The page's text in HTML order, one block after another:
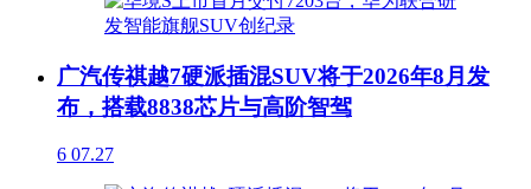
广汽传祺越7硬派插混SUV将于2026年8月发
布，搭载8838芯片与高阶智驾
6 07.27